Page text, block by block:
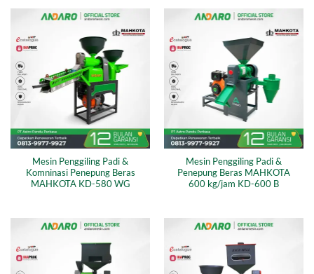
Mesin Penggiling Padi &
Komninasi Penepung Beras
MAHKOTA KD-580 WG
Mesin Penggiling Padi &
Penepung Beras MAHKOTA
600 kg/jam KD-600 B